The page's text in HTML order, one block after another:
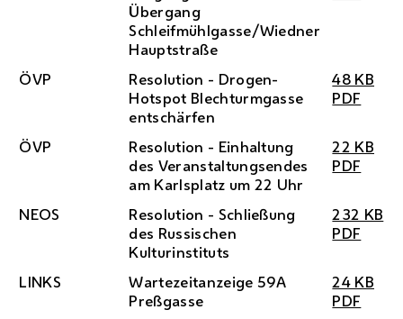
Übergang
Schleifmühlgasse/Wiedner
Hauptstraße
ÖVP
Resolution - Drogen-
Hotspot Blechturmgasse
entschärfen
48 KB
PDF
ÖVP
Resolution - Einhaltung
des Veranstaltungsendes
am Karlsplatz um 22 Uhr
22 KB
PDF
NEOS
Resolution - Schließung
des Russischen
Kulturinstituts
232 KB
PDF
LINKS
Wartezeitanzeige 59A
Preßgasse
24 KB
PDF